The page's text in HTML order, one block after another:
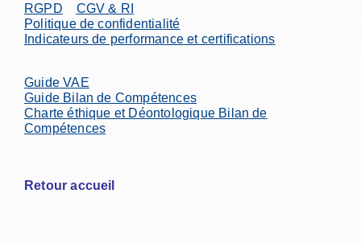
RGPD
CGV & RI
Politique de confidentialité
Indicateurs de performance et certifications
Guide VAE
Guide Bilan de Compétences
Charte éthique et Déontologique Bilan de
Compétences
Retour accueil